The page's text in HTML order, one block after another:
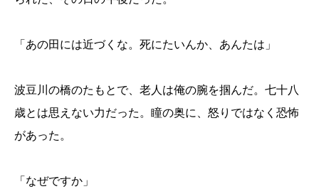
「あの田には近づくな。死にたいんか、あんたは」
波豆川の橋のたもとで、老人は俺の腕を掴んだ。七十八
歳とは思えない力だった。瞳の奥に、怒りではなく恐怖
があった。
「なぜですか」